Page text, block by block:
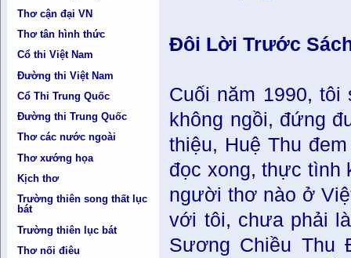
Thơ cận đại VN
Thơ tân hình thức
Cổ thi Việt Nam
Đường thi Việt Nam
Cổ Thi Trung Quốc
Đường thi Trung Quốc
Thơ các nước ngoài
Thơ xướng họa
Kịch thơ
Trường thiên song thất lục
bát
Trường thiên lục bát
Thơ nối điêu
Ðôi Lời Trước
Cuối năm 1990, tôi
không ngồi, đứng
thiệu, Huệ Thu
đọc xong, thực tình
người thơ nào ở
với tôi, chưa phải
Sương Chiều Thu